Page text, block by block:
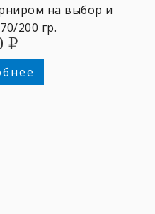
на выбор и
200 гр.
₽